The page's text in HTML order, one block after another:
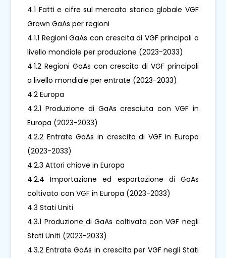
4.1 Fatti e cifre sul mercato storico globale VGF
Grown GaAs per regioni
4.1.1 Regioni GaAs con crescita di VGF principali a
livello mondiale per produzione (2023-2033)
4.1.2 Regioni GaAs con crescita di VGF principali
a livello mondiale per entrate (2023-2033)
4.2 Europa
4.2.1 Produzione di GaAs cresciuta con VGF in
Europa (2023-2033)
4.2.2 Entrate GaAs in crescita di VGF in Europa
(2023-2033)
4.2.3 Attori chiave in Europa
4.2.4 Importazione ed esportazione di GaAs
coltivato con VGF in Europa (2023-2033)
4.3 Stati Uniti
4.3.1 Produzione di GaAs coltivata con VGF negli
Stati Uniti (2023-2033)
4.3.2 Entrate GaAs in crescita per VGF negli Stati